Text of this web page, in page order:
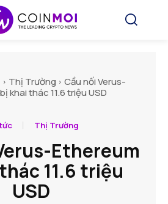
Thị Trường
Cầu nối Verus-
khai thác 11.6 triệu USD
Thị Trường
Ethereum
11.6 triệu
USD